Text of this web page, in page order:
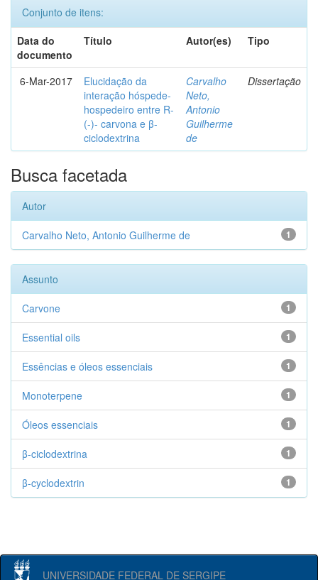
Conjunto de itens:
Data do
documento
Título Autor(es) Tipo
6-Mar-2017
Elucidação da
interação hóspede-
hospedeiro entre R-
(-)- carvona e β-
ciclodextrina
Carvalho
Neto,
Antonio
Guilherme
de
Dissertação
Busca facetada
Autor
1
Carvalho Neto, Antonio Guilherme de
Assunto
1
Carvone
1
Essential oils
1
Essências e óleos essenciais
1
Monoterpene
1
Óleos essenciais
1
β-ciclodextrina
1
β-cyclodextrin
UNIVERSIDADE FEDERAL DE SERGIPE